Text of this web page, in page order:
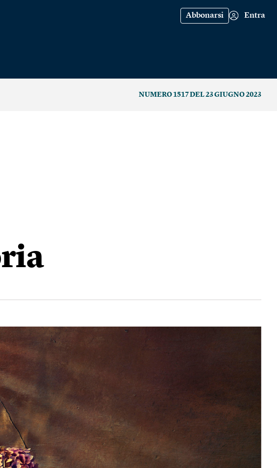
Abbonarsi Entra
NUMERO 1517 DEL 23 GIUGNO 2023